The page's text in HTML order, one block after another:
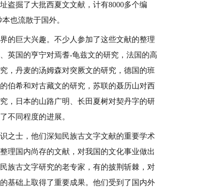
盗掘了大批西夏文文献，计有8000多个编
也流散于国外。
巨大兴趣。不少人参加了这些文献的整理
英国的亨宁对焉耆-龟兹文的研究，法国的高
，丹麦的汤姆森对突厥文的研究，德国的班
伯希和对古藏文的研究，苏联的聂历山对西
，日本的山路广明、长田夏树对契丹字的研
不同程度的进展。
士，他们深知民族古文字文献的重要学术
理国内尚存的文献，对我国的文化事业做出
族古文字研究的老专家，有的披荆斩棘，对
基础上取得了重要成果。他们受到了国内外